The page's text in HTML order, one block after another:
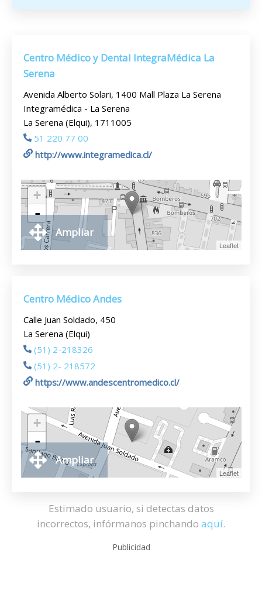
Centro Médico y Dental IntegraMédica La
Serena
Avenida Alberto Solari, 1400 Mall Plaza La Serena
Integramédica - La Serena
La Serena (Elqui), 1711005
51 220 77 00
http://www.integramedica.cl/
+
-
Leaflet
Ampliar
Centro Médico Andes
Calle Juan Soldado, 450
La Serena (Elqui)
(51) 2-218326
(51) 2- 218572
https://www.andescentromedico.cl/
+
-
Leaflet
Ampliar
Estimado usuario, si detectas datos
incorrectos, infórmanos pinchando aquí.
Publicidad